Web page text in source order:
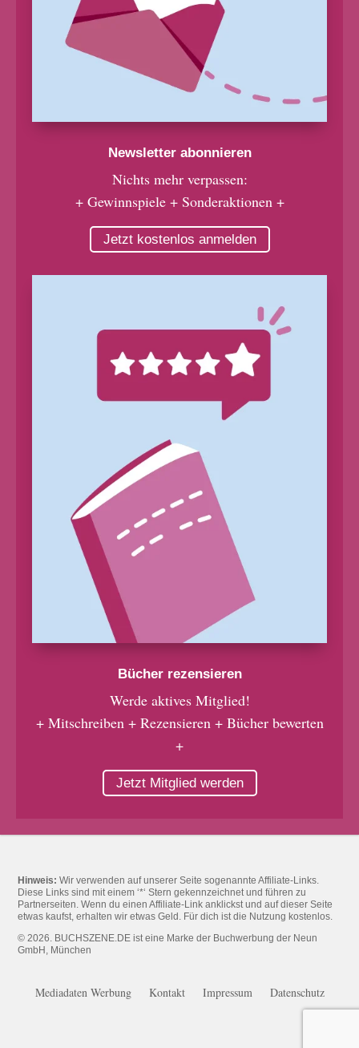
Newsletter abonnieren
Nichts mehr verpassen:
+ Gewinnspiele + Sonderaktionen +
Jetzt kostenlos anmelden
Bücher rezensieren
Werde aktives Mitglied!
+ Mitschreiben + Rezensieren + Bücher bewerten
+
Jetzt Mitglied werden
Hinweis: Wir verwenden auf unserer Seite sogenannte Affiliate-Links.
Diese Links sind mit einem ‘*‘ Stern gekennzeichnet und führen zu
Partnerseiten. Wenn du einen Affiliate-Link anklickst und auf dieser Seite
etwas kaufst, erhalten wir etwas Geld. Für dich ist die Nutzung kostenlos.
© 2026. BUCHSZENE.DE ist eine Marke der Buchwerbung der Neun
GmbH, München
Mediadaten Werbung Kontakt Impressum Datenschutz